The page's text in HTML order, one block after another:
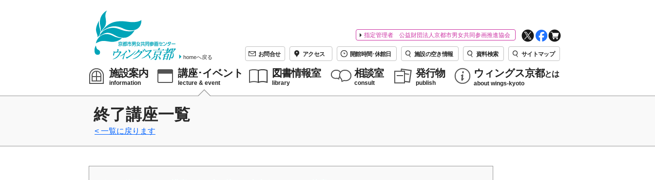
homeへ戻る
指定管理者 公益財団法人京都市男女共同参画推進協会
お問合せ アクセス 開館時間･休館日 施設の空き情報 資料検索 サイトマップ
施設案内
information
講座･イベント
lecture & event
図書情報室
library
相談室
consult
発行物
publish
ウィングス京都とは
about wings-kyoto
終了講座一覧
一覧に戻ります